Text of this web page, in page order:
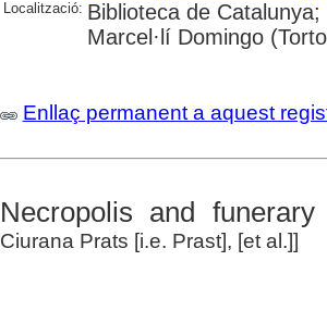
Localització: Biblioteca de
Marcel·lí Domingo
Enllaç permanent a aquest
Necropolis and
Ciurana Prats [i.e. Prast], [et al.]]